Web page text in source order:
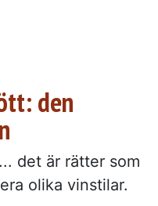
den
det är rätter som
olika vinstilar.